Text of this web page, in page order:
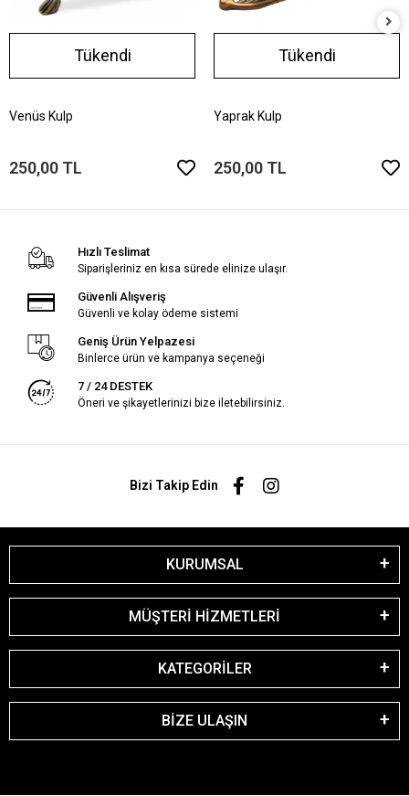
Tükendi
Venüs Kulp
250,00 TL
Tükendi
Yaprak Kulp
250,00 TL
Hızlı Teslimat
Siparişleriniz en kısa sürede elinize ulaşır.
Güvenli Alışveriş
Güvenli ve kolay ödeme sistemi
Geniş Ürün Yelpazesi
Binlerce ürün ve kampanya seçeneği
7 / 24 DESTEK
Öneri ve şikayetlerinizi bize iletebilirsiniz.
Bizi Takip Edin
KURUMSAL
MÜŞTERİ HİZMETLERİ
KATEGORİLER
BİZE ULAŞIN